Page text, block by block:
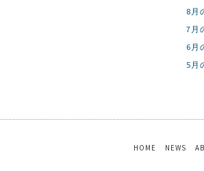
8月
7月
6月
5月
HOME NEWS